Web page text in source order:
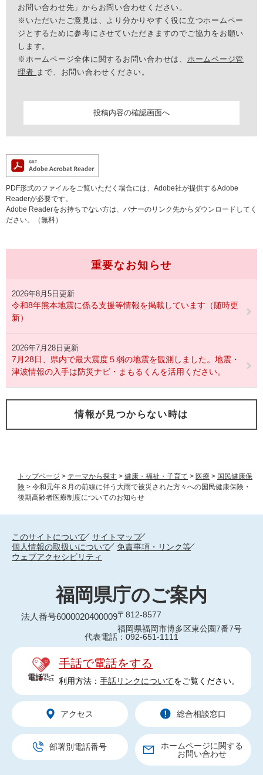
トップページ > テーマから探す > 健康・福祉・子育て > 医療 > 国民健康保
険 > 令和元年８月の前線に伴う大雨で被災された方々への国民健康保険・
後期高齢者医療制度についてのお知らせ
お問い合わせ先」からお問い合わせください。
※いただいたご意見は、より分かりやすく役に立つホームペー
ジとするために参考にさせていただきますのでご協力をお願い
します。
※ホームページ全体に関するお問い合わせは、 ホームページ管
理者 まで、お問い合わせください。
PDF形式のファイルをご覧いただく場合には、Adobe社が提供するAdobe
Readerが必要です。
Adobe Readerをお持ちでない方は、バナーのリンク先からダウンロードしてく
ださい。（無料）
重要なお知らせ
2026年8月5日更新
令和8年熊本地震に係る支援等情報を掲載しています（随時更
新）
2026年7月28日更新
7月28日、県内で最大震度５弱の地震を観測しました。地震・
津波情報の入手は防災ナビ・まもるくんを活用ください。
情報が見つからない時は
このサイトについて
サイトマップ
個人情報の取扱いについて
免責事項・リンク等
ウェブアクセシビリティ
福岡県庁のご案内
法人番号6000020400009〒812-8577
福岡県福岡市博多区東公園7番7号
代表電話：092-651-1111
手話で電話をする
利用方法： 手話リンクについてをご覧ください。
アクセス 総合相談窓口
部署別電話番号
ホームページに関する
お問い合わせ